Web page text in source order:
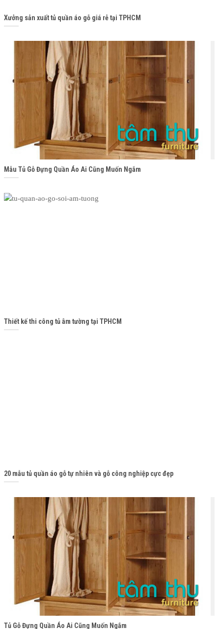
Xưởng sản xuất tủ quần áo gỗ giá rẻ tại TPHCM
Mẫu Tủ Gỗ Đựng Quần Áo Ai Cũng Muốn Ngắm
Thiết kế thi công tủ âm tường tại TPHCM
20 mẫu tủ quần áo gỗ tự nhiên và gỗ công nghiệp cực đẹp
Tủ Gỗ Đựng Quần Áo Ai Cũng Muốn Ngắm